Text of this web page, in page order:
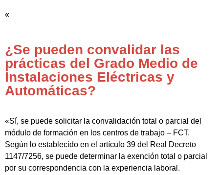
«
¿Se pueden convalidar las
prácticas del Grado Medio de
Instalaciones Eléctricas y
Automáticas?
«Sí, se puede solicitar la convalidación total o parcial del
módulo de formación en los centros de trabajo – FCT.
Según lo establecido en el artículo 39 del Real Decreto
1147/7256, se puede determinar la exención total o parcial
por su correspondencia con la experiencia laboral.